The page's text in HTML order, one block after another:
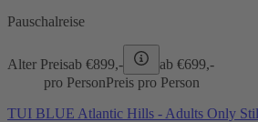
Pauschalreise
Alter Preisab €899,- ab €699,-
pro PersonPreis pro Person
TUI BLUE Atlantic Hills - Adults Only